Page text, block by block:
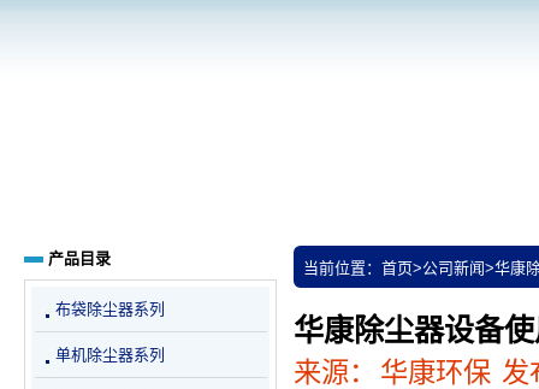
当前位置： 首页>公司新闻>华康
华康除尘器设备
来源： 华康环保 发
产品目录
布袋除尘器系列
单机除尘器系列